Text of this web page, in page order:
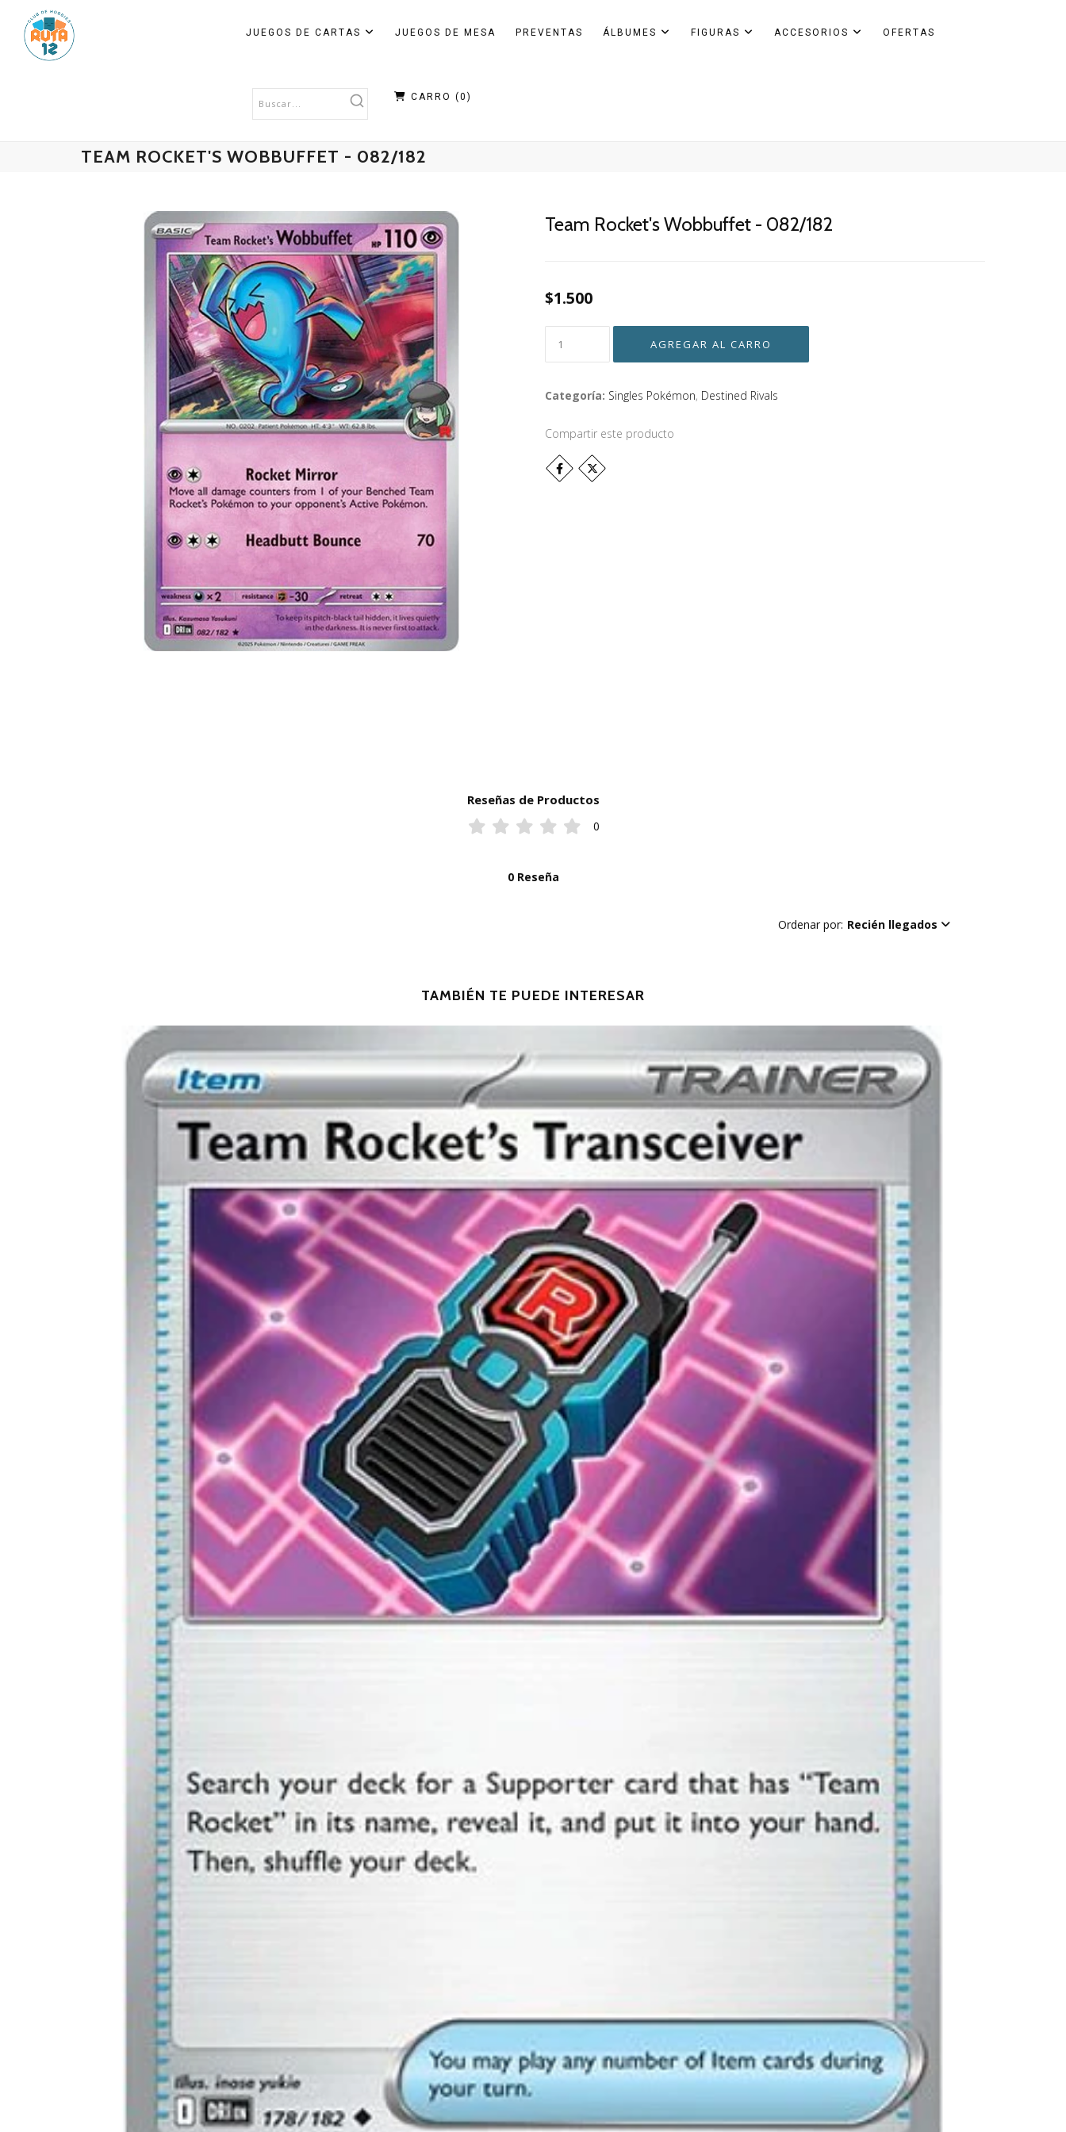
JUEGOS DE CARTAS JUEGOS DE MESA PREVENTAS ÁLBUMES FIGURAS ACCESORIOS OFERTAS
CARRO (0 )
TEAM ROCKET'S WOBBUFFET - 082/182
Team Rocket's Wobbuffet - 082/182
$1.500
Categoría: Singles Pokémon, Destined Rivals
Compartir este producto
Reseñas de Productos
0
0 Reseña
Ordenar por: Recién llegados
TAMBIÉN TE PUEDE INTERESAR